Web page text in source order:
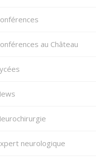
au Château
neurologique